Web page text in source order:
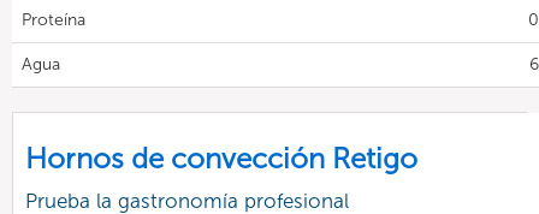
Proteína
Agua
Hornos de convección Retigo
Prueba la gastronomía profesional